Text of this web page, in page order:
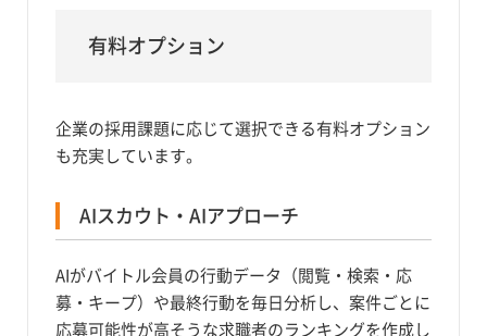
有料オプション
企業の採用課題に応じて選択できる有料オプション
も充実しています。
AIスカウト・AIアプローチ
AIがバイトル会員の行動データ（閲覧・検索・応
募・キープ）や最終行動を毎日分析し、案件ごとに
応募可能性が高そうな求職者のランキングを作成し